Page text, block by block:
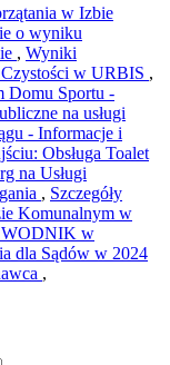
w Izbie
o wyniku
, Wyniki
w URBIS ,
Domu Sportu -
na usługi
- Informacje i
Obsługa Toalet
na Usługi
, Szczegóły
Komunalnym w
WODNIK w
dla Sądów w 2024
,